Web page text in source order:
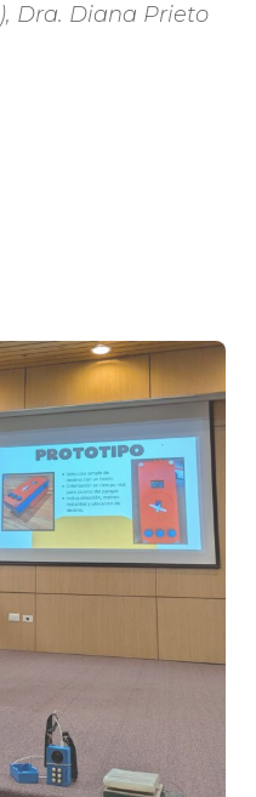
), Dra. Diana Prieto